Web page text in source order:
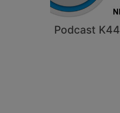
Podcast K44